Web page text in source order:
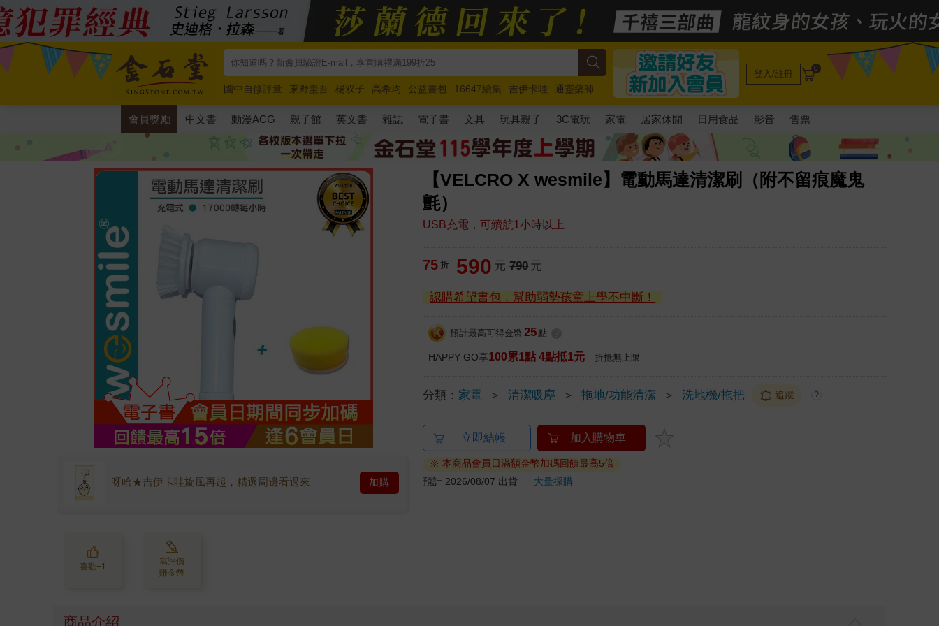
國中自修評量 東野圭吾 楊双子 高希均 公益書包 16647續集 吉伊卡哇
通靈藥師
唯紅花綻放
奧德賽 路邊攤新作 馬斯克 玩具總動員5 超慢跑
登入/註冊 0
會員獎勵 中文書 動漫ACG 親子館 英文書 雜誌 電子書 文具 玩具親子 3C電玩 家電 居家休閒 日用食品 影音 售票
【VELCRO X wesmile】電動馬達清潔刷（附不留痕魔鬼
氈）
USB充電，可續航1小時以上
呀哈★吉伊卡哇旋風再起，精選周邊看過來 加購
喜歡+1
寫評價
賺金幣
75 折 590 元 790 元
認購希望書包，幫助弱勢孩童上學不中斷！
預計最高可得金幣 25 點
HAPPY GO享100累1點 4點抵1元 折抵無上限
分類： 家電 ＞ 清潔吸塵 ＞ 拖地/功能清潔 ＞ 洗地機/拖把 追蹤 ?
立即結帳 加入購物車
※ 本商品會員日滿額金幣加碼回饋最高5倍
預計 2026/08/07 出貨
大量採購
商品介紹